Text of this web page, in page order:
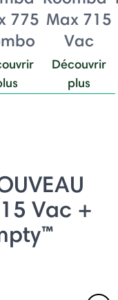
775 Max 715
Vac
Découvrir
plus
Vac +